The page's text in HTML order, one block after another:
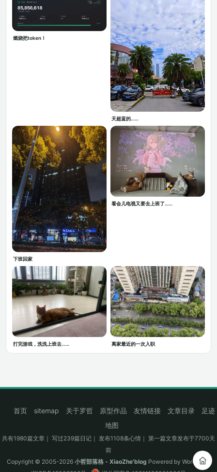
燃烧把token！
天超蓝的……
下班回家
看会儿电视又要去上班了……
打完游戏，洗洗上班去…… 离家最近的一次入职
首页 sitemap 关于罗哲 原型作品 友情链接 文章目录
足迹
地图
共有1980篇文章｜ 写过239篇日记｜ 发布1108条心情｜ 第一篇文章发布于7700天
前
Copyright © 2005-2026 小哲部落格 - XiaoZhe'blog Powered by WordPress